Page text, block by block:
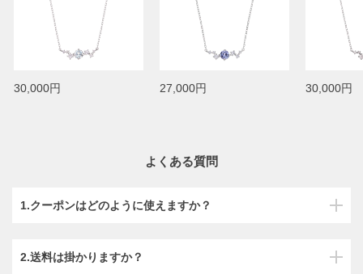
30,000円 27,000円 30,000円
よくある質問
1.クーポンはどのように使えますか？
2.送料は掛かりますか？